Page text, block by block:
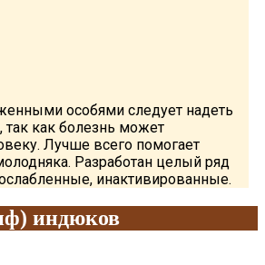
особями следует надеть
как болезнь может
Лучше всего помогает
Разработан целый ряд
инактивированные.
индюков